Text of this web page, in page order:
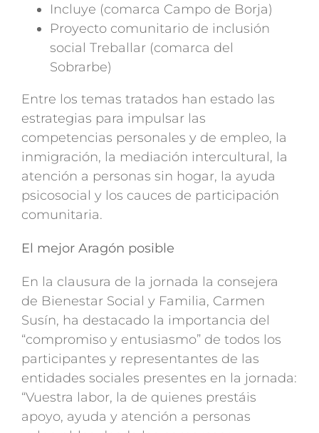
Incluye (comarca Campo de Borja)
Proyecto comunitario de inclusión
social Treballar (comarca del
Sobrarbe)
Entre los temas tratados han estado las
estrategias para impulsar las
competencias personales y de empleo, la
inmigración, la mediación intercultural, la
atención a personas sin hogar, la ayuda
psicosocial y los cauces de participación
comunitaria.
El mejor Aragón posible
En la clausura de la jornada la consejera
de Bienestar Social y Familia, Carmen
Susín, ha destacado la importancia del
“compromiso y entusiasmo” de todos los
participantes y representantes de las
entidades sociales presentes en la jornada:
“Vuestra labor, la de quienes prestáis
apoyo, ayuda y atención a personas